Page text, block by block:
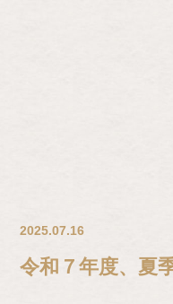
2025.07.16
令和７年度、夏